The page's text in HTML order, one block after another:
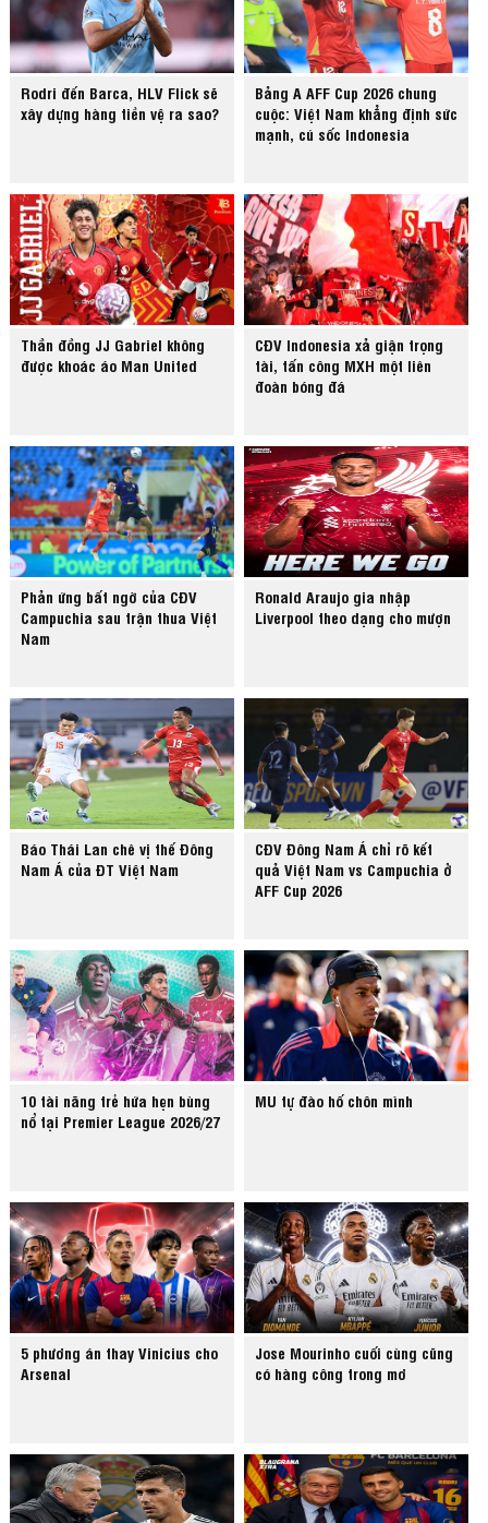
Rodri đến Barca, HLV Flick sẽ
xây dựng hàng tiền vệ ra sao?
Bảng A AFF Cup 2026 chung
cuộc: Việt Nam khẳng định sức
mạnh, cú sốc Indonesia
Thần đồng JJ Gabriel không
được khoác áo Man United
CĐV Indonesia xả giận trọng
tài, tấn công MXH một liên
đoàn bóng đá
Phản ứng bất ngờ của CĐV
Campuchia sau trận thua Việt
Nam
Ronald Araujo gia nhập
Liverpool theo dạng cho mượn
Báo Thái Lan chê vị thế Đông
Nam Á của ĐT Việt Nam
CĐV Đông Nam Á chỉ rõ kết
quả Việt Nam vs Campuchia ở
AFF Cup 2026
10 tài năng trẻ hứa hẹn bùng
nổ tại Premier League 2026/27
MU tự đào hố chôn mình
5 phương án thay Vinicius cho
Arsenal
Jose Mourinho cuối cùng cũng
có hàng công trong mơ